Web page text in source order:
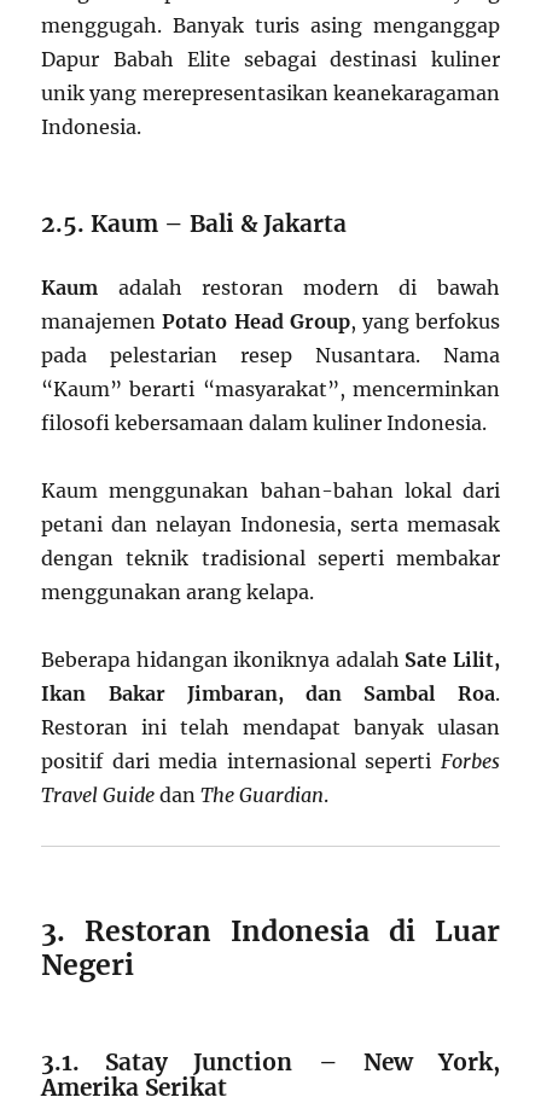
menggugah. Banyak turis asing menganggap
Dapur Babah Elite sebagai destinasi kuliner
unik yang merepresentasikan keanekaragaman
Indonesia.
2.5. Kaum – Bali & Jakarta
Kaum adalah restoran modern di bawah
manajemenPotato Head Group, yang berfokus
pada pelestarian resep Nusantara. Nama
“Kaum” berarti “masyarakat”, mencerminkan
filosofi kebersamaan dalam kuliner Indonesia.
Kaum menggunakan bahan-bahan lokal dari
petani dan nelayan Indonesia, serta memasak
dengan teknik tradisional seperti membakar
menggunakan arang kelapa.
Beberapa hidangan ikoniknya adalah Sate Lilit,
Ikan Bakar Jimbaran, dan Sambal Roa.
Restoran ini telah mendapat banyak ulasan
positif dari media internasional seperti Forbes
Travel Guide danThe Guardian.
3. Restoran Indonesia di Luar
Negeri
3.1. Satay Junction – New York,
Amerika Serikat